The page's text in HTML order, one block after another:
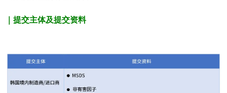
｜提交主体及提交资料